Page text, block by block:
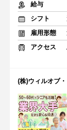
給与
シフト
雇用形態
アクセス
(株)ウィルオブ